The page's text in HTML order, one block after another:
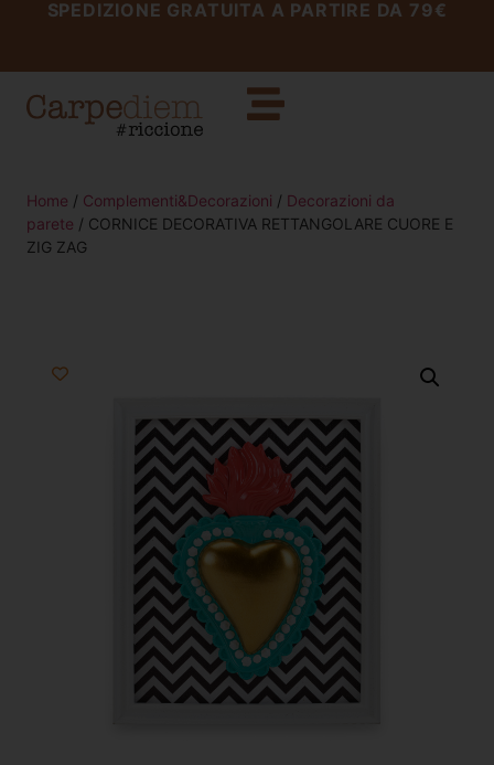
SPEDIZIONE GRATUITA A PARTIRE DA 79€
Home / Complementi&Decorazioni / Decorazioni da
parete / CORNICE DECORATIVA RETTANGOLARE CUORE E
ZIG ZAG